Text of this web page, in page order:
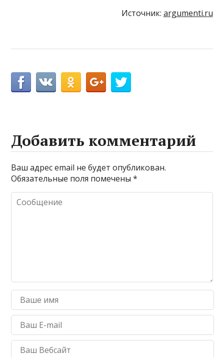
Источник: argumenti.ru
Добавить комментарий
Ваш адрес email не будет опубликован.
Обязательные поля помечены*